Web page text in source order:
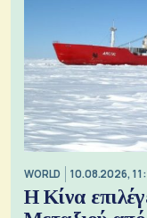
WORLD 10.08.2026,
Η Κίνα